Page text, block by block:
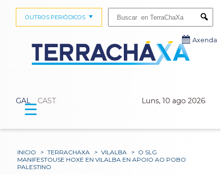
GAL CAST Luns, 10 ago 2026
OUTROS PERIÓDICOS
Axenda
☰
INICIO > TERRACHAXA > VILALBA > O SLG
MANIFESTOUSE HOXE EN VILALBA EN APOIO AO POBO
PALESTINO